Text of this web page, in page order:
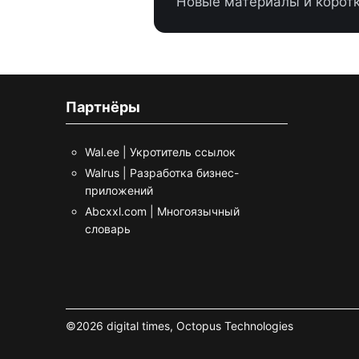
Партнёры
Wal.ee | Укротитель ссылок
Walrus | Разработка бизнес-
приложений
Abcxxl.com | Многоязычный
словарь
©2026 digital times, Octopus Technologies